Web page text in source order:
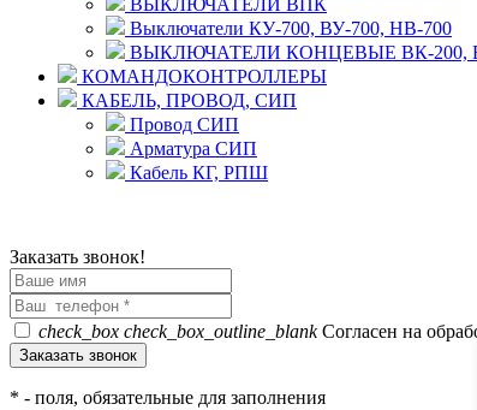
ВЫКЛЮЧАТЕЛИ ВПК
Выключатели КУ-700, ВУ-700, НВ-700
ВЫКЛЮЧАТЕЛИ КОНЦЕВЫЕ ВК-200,
КОМАНДОКОНТРОЛЛЕРЫ
КАБЕЛЬ, ПРОВОД, СИП
Провод СИП
Арматура СИП
Кабель КГ, РПШ
Заказать звонок!
check_box check_box_outline_blankСогласен на
* - поля, обязательные для заполнения